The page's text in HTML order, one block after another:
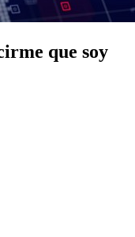
que soy